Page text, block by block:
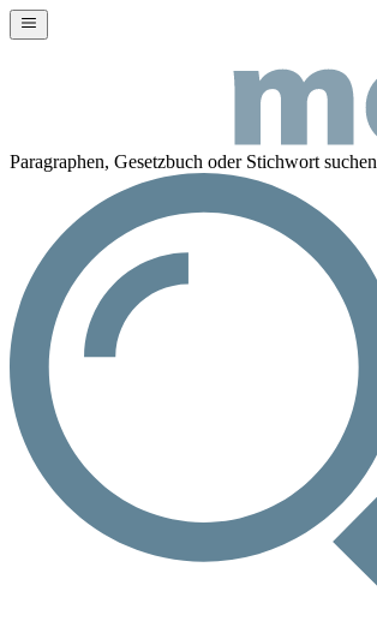
Paragraphen, Gesetzbuch oder Stichwort suchen